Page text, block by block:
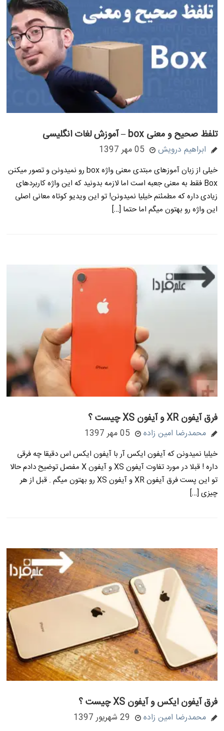
تلفظ صحیح و معنی box – آموزش لغات انگلیسی
ابراهیم درویش 05 مهر 1397
خیلی از زبان آموزهای مبتدی معنی واژه box رو نمیدونن و تصور میکنن
Box فقط به معنی جعبه است اما لازمه بدونید که این واژه کاربردهای
زیادی داره که مطمئنم خیلیا نمیدونن! تو این ویدیو کوتاه معانی اصلی
این واژه رو بهتون میگم اما حتما […]
فرق آیفون XR و آیفون XS چیست ؟
محمدرضا امین زاده 05 مهر 1397
خیلیا نمیدونن که آیفون ایکس آر با آیفون ایکس اس دقیقا چه فرقی
داره ! قبلا در مورد تفاوت آیفون XS و آیفون X مفصل توضیح دادم حالا
تو این پست فرق آیفون XR و آیفون XS رو بهتون میگم . قبل از هر
چیزی […]
فرق آیفون ایکس و آیفون XS چیست ؟
محمدرضا امین زاده 29 شهریور 1397